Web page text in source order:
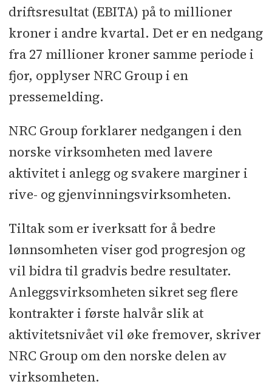
driftsresultat (EBITA) på to millioner
kroner i andre kvartal. Det er en nedgang
fra 27 millioner kroner samme periode i
fjor, opplyser NRC Group i en
pressemelding.
NRC Group forklarer nedgangen i den
norske virksomheten med lavere
aktivitet i anlegg og svakere marginer i
rive- og gjenvinningsvirksomheten.
Tiltak som er iverksatt for å bedre
lønnsomheten viser god progresjon og
vil bidra til gradvis bedre resultater.
Anleggsvirksomheten sikret seg flere
kontrakter i første halvår slik at
aktivitetsnivået vil øke fremover, skriver
NRC Group om den norske delen av
virksomheten.